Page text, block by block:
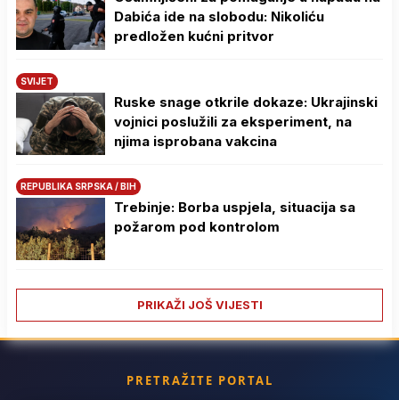
Dabića ide na slobodu: Nikoliću
predložen kućni pritvor
SVIJET
Ruske snage otkrile dokaze: Ukrajinski
vojnici poslužili za eksperiment, na
njima isprobana vakcina
REPUBLIKA SRPSKA / BIH
Trebinje: Borba uspjela, situacija sa
požarom pod kontrolom
PRIKAŽI JOŠ VIJESTI
PRETRAŽITE PORTAL